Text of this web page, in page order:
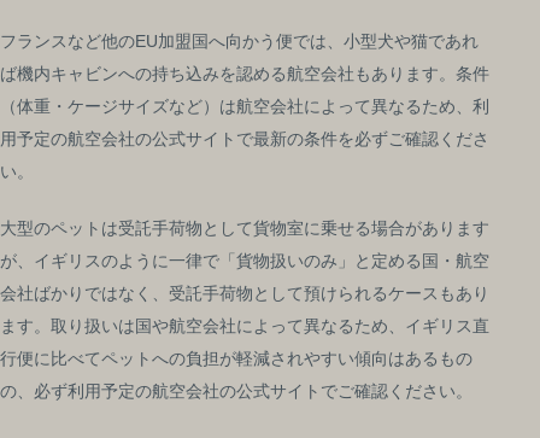
フランスなど他のEU加盟国へ向かう便では、小型犬や猫であれ
ば機内キャビンへの持ち込みを認める航空会社もあります。条件
（体重・ケージサイズなど）は航空会社によって異なるため、利
用予定の航空会社の公式サイトで最新の条件を必ずご確認くださ
い。
大型のペットは受託手荷物として貨物室に乗せる場合があります
が、イギリスのように一律で「貨物扱いのみ」と定める国・航空
会社ばかりではなく、受託手荷物として預けられるケースもあり
ます。取り扱いは国や航空会社によって異なるため、イギリス直
行便に比べてペットへの負担が軽減されやすい傾向はあるもの
の、必ず利用予定の航空会社の公式サイトでご確認ください。